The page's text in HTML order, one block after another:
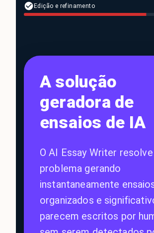
Edição e refinamento
A solução
geradora de
ensaios de IA
O AI Essay Writer
problema gerando
instantaneamente
organizados e
parecem escritos por